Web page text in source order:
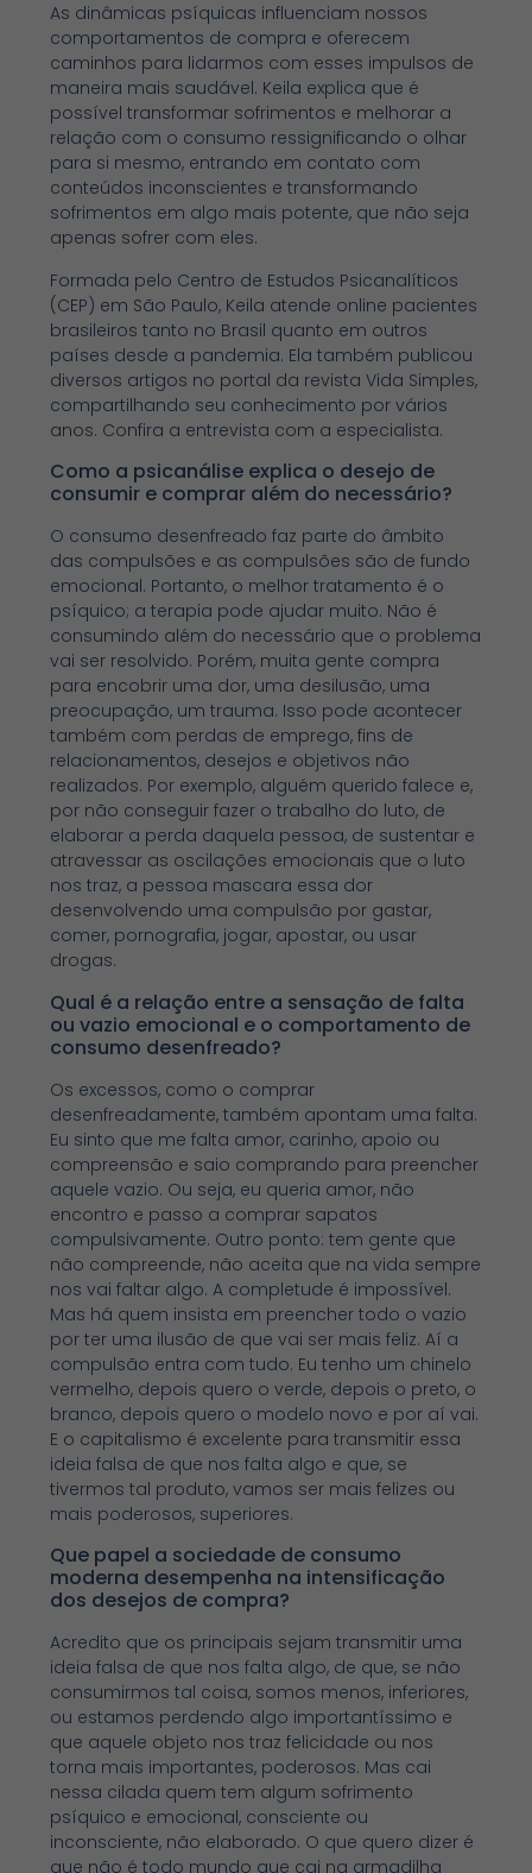
As dinâmicas psíquicas influenciam nossos
comportamentos de compra e oferecem
caminhos para lidarmos com esses impulsos de
maneira mais saudável. Keila explica que é
possível transformar sofrimentos e melhorar a
relação com o consumo ressignificando o olhar
para si mesmo, entrando em contato com
conteúdos inconscientes e transformando
sofrimentos em algo mais potente, que não seja
apenas sofrer com eles.
Formada pelo Centro de Estudos Psicanalíticos
(CEP) em São Paulo, Keila atende online pacientes
brasileiros tanto no Brasil quanto em outros
países desde a pandemia. Ela também publicou
diversos artigos no portal da revista Vida Simples,
compartilhando seu conhecimento por vários
anos. Confira a entrevista com a especialista.
Como a psicanálise explica o desejo de
consumir e comprar além do necessário?
O consumo desenfreado faz parte do âmbito
das compulsões e as compulsões são de fundo
emocional. Portanto, o melhor tratamento é o
psíquico; a terapia pode ajudar muito. Não é
consumindo além do necessário que o problema
vai ser resolvido. Porém, muita gente compra
para encobrir uma dor, uma desilusão, uma
preocupação, um trauma. Isso pode acontecer
também com perdas de emprego, fins de
relacionamentos, desejos e objetivos não
realizados. Por exemplo, alguém querido falece e,
por não conseguir fazer o trabalho do luto, de
elaborar a perda daquela pessoa, de sustentar e
atravessar as oscilações emocionais que o luto
nos traz, a pessoa mascara essa dor
desenvolvendo uma compulsão por gastar,
comer, pornografia, jogar, apostar, ou usar
drogas.
Qual é a relação entre a sensação de falta
ou vazio emocional e o comportamento de
consumo desenfreado?
Os excessos, como o comprar
desenfreadamente, também apontam uma falta.
Eu sinto que me falta amor, carinho, apoio ou
compreensão e saio comprando para preencher
aquele vazio. Ou seja, eu queria amor, não
encontro e passo a comprar sapatos
compulsivamente. Outro ponto: tem gente que
não compreende, não aceita que na vida sempre
nos vai faltar algo. A completude é impossível.
Mas há quem insista em preencher todo o vazio
por ter uma ilusão de que vai ser mais feliz. Aí a
compulsão entra com tudo. Eu tenho um chinelo
vermelho, depois quero o verde, depois o preto, o
branco, depois quero o modelo novo e por aí vai.
E o capitalismo é excelente para transmitir essa
ideia falsa de que nos falta algo e que, se
tivermos tal produto, vamos ser mais felizes ou
mais poderosos, superiores.
Que papel a sociedade de consumo
moderna desempenha na intensificação
dos desejos de compra?
Acredito que os principais sejam transmitir uma
ideia falsa de que nos falta algo, de que, se não
consumirmos tal coisa, somos menos, inferiores,
ou estamos perdendo algo importantíssimo e
que aquele objeto nos traz felicidade ou nos
torna mais importantes, poderosos. Mas cai
nessa cilada quem tem algum sofrimento
psíquico e emocional, consciente ou
inconsciente, não elaborado. O que quero dizer é
que não é todo mundo que cai na armadilha